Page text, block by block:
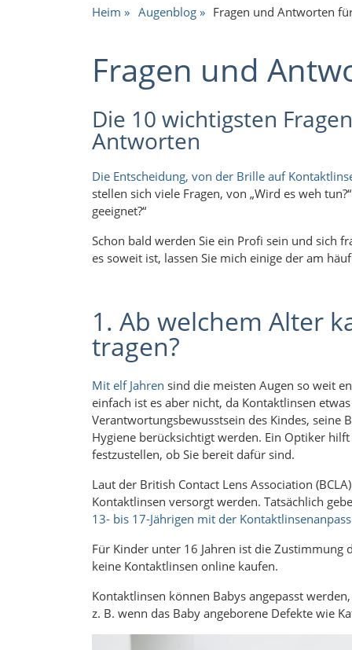
Heim Augenblog Fragen und Antworten
Fragen und
Die 10 wichtigsten
Antworten
Die Entscheidung, von der Brille auf
stellen sich viele Fragen, von „Wird es weh
geeignet?“
Schon bald werden Sie ein Profi sein und sich
es soweit ist, lassen Sie mich einige der am
1. Ab welchem ​​Alter
tragen?
Mit elf Jahren sind die meisten Augen so weit
einfach ist es aber nicht, da Kontaktlinsen
Verantwortungsbewusstsein des Kindes, seine
Hygiene berücksichtigt werden. Ein Optiker
festzustellen, ob Sie bereit dafür sind.
Laut der British Contact Lens Association
Kontaktlinsen versorgt werden. Tatsächlich
13- bis 17-Jährigen mit der
Für Kinder unter 16 Jahren ist die
keine Kontaktlinsen online kaufen.
Kontaktlinsen können Babys angepasst
z. B. wenn das Baby angeborene Defekte wie